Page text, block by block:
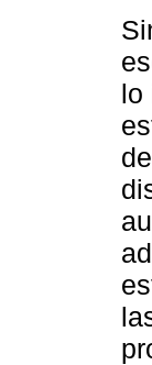
lo